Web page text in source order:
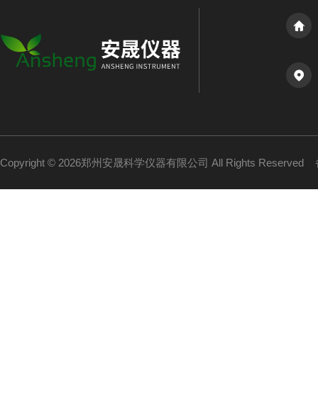
Copyright © 2026郑州安晟科学仪器有限公司 All Rights Reserved